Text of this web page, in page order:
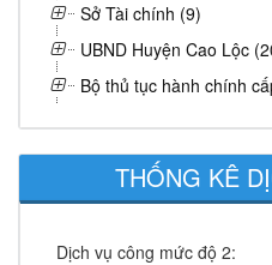
Sở Tài chính (9)
UBND Huyện Cao Lộc
Bộ thủ tục hành chính
THỐNG KÊ
Dịch vụ công mức độ 2: